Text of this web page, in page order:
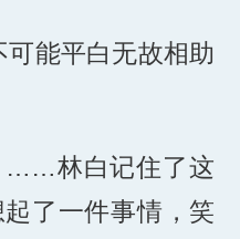
可能平白无故相助
……林白记住了这
了一件事情，笑